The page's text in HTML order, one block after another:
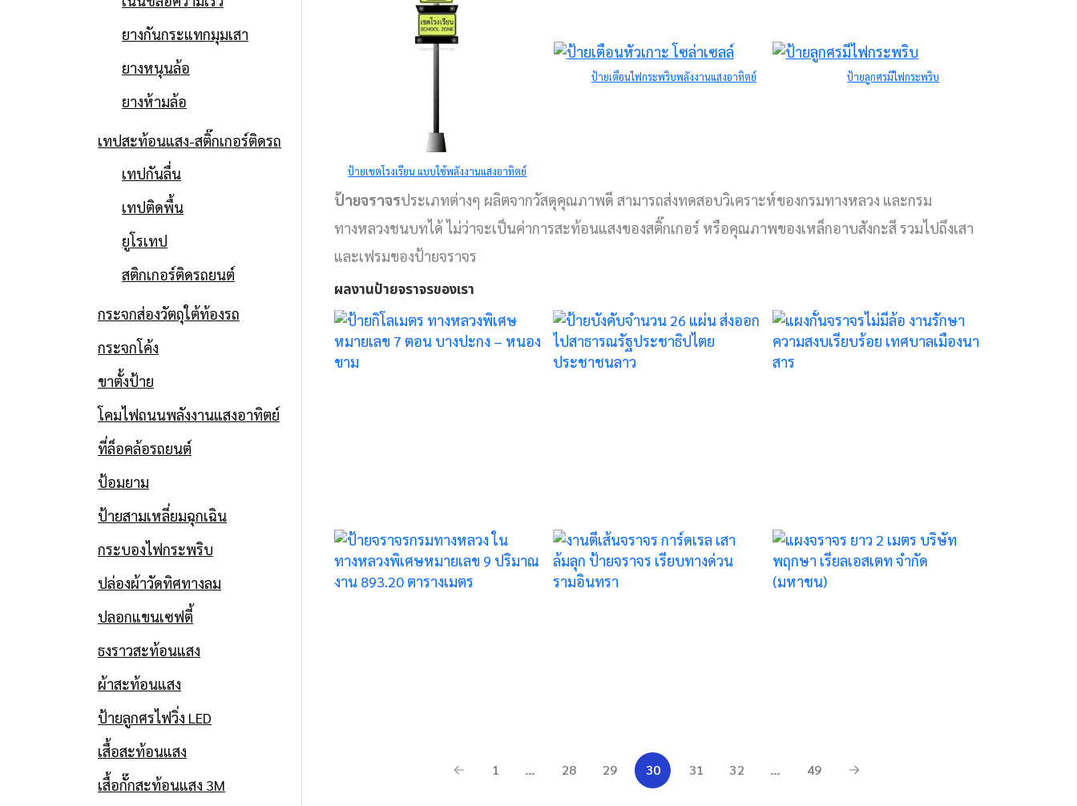
ยางกันกระแทกมุมเสา
ยางหนุนล้อ
ยางห้ามล้อ
เทปสะท้อนแสง-สติ๊กเกอร์ติดรถ
เทปกันลื่น
เทปติดพื้น
ยูโรเทป
สติกเกอร์ติดรถยนต์
กระจกส่องวัตถุใต้ท้องรถ
กระจกโค้ง
ขาตั้งป้าย
โคมไฟถนนพลังงานแสงอาทิตย์
ที่ล็อคล้อรถยนต์
ป้อมยาม
ป้ายสามเหลี่ยมฉุกเฉิน
กระบองไฟกระพริบ
ปล่องผ้าวัดทิศทางลม
ปลอกแขนเซฟตี้
ธงราวสะท้อนแสง
ผ้าสะท้อนแสง
ป้ายลูกศรไฟวิ่ง LED
เสื้อสะท้อนแสง
เสื้อกั๊กสะท้อนแสง 3M
ป้ายเขตโรงเรียน แบบใช้พลังงานแสงอาทิตย์
ป้ายเตือนไฟกระพริบพลังงานแสงอาทิตย์ ป้ายลูกศรมีไฟกระพริบ
ป้ายจราจรประเภทต่างๆ ผลิตจากวัสดุคุณภาพดี สามารถส่งทดสอบวิเคราะห์ของกรมทางหลวง และกรม
ทางหลวงชนบทได้ ไม่ว่าจะเป็นค่าการสะท้อนแสงของสติ๊กเกอร์ หรือคุณภาพของเหล็กอาบสังกะสี รวมไปถึงเสา
และเฟรมของป้ายจราจร
ผลงานป้ายจราจรของเรา
ป้ายจราจร
หมายเลข 7 ตอน
บางปะกง – หนอง
Date3 กรกฎาคม 2019
ป้ายจราจร
ป้ายบังคับจำนวน
26 แผ่น ส่งออกไป
ประชาธิปไตย
ประชาชนลาว
แผงกั้นจราจรไม่มี
ล้อ งานรักษาความ
เทศบาลเมืองนา
สาร
ป้ายจราจรกรม
ทางหลวง ใน
หมายเลข 9
893.20 ตาราง
Date12 มิถุนายน 2019
ทางด่วนรามอินทรา
Date
เตท จำกัด
(มหาชน)
1 … 28 29 30 31 32 … 49